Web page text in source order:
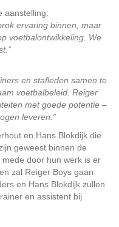
aanstelling:
ervaring binnen, maar
voetbalontwikkeling. We
en stafleden samen te
voetbalbeleid. Reiger
met goede potentie –
leveren.”
en Hans Blokdijk die
geweest binnen de
door hun werk is er
zal Reiger Boys gaan
en Hans Blokdijk zullen
en assistent bij